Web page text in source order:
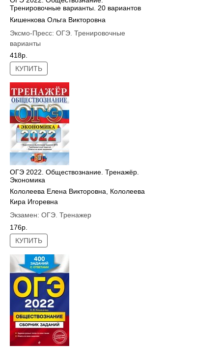
Тренировочные варианты. 20 вариантов
Кишенкова Ольга Викторовна
Эксмо-Пресс: ОГЭ. Тренировочные
варианты
418р.
КУПИТЬ
ОГЭ 2022. Обществознание. Тренажёр.
Экономика
Кололеева Елена Викторовна, Кололеева
Кира Игоревна
Экзамен: ОГЭ. Тренажер
176р.
КУПИТЬ